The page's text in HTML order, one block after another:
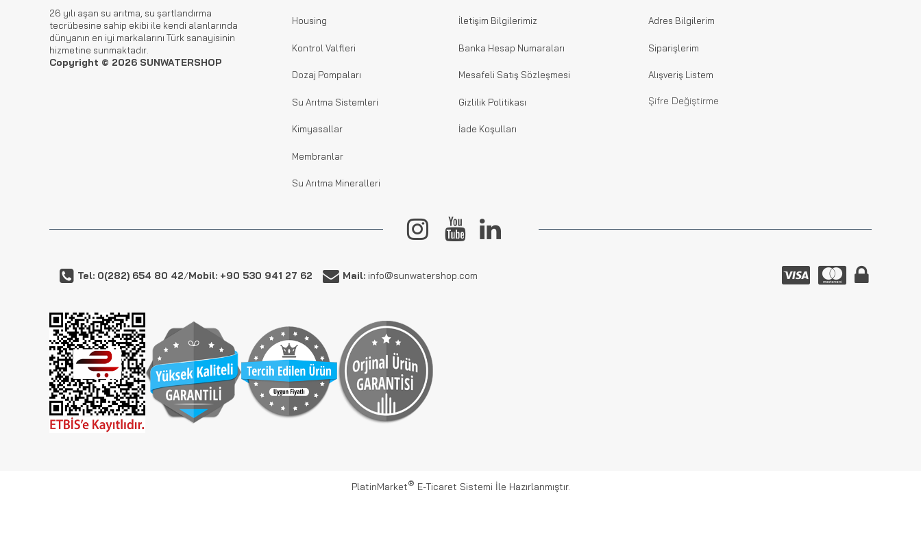
26 yılı aşan su arıtma, su şartlandırma
tecrübesine sahip ekibi ile kendi alanlarında
dünyanın en iyi markalarını Türk sanayisinin
hizmetine sunmaktadır.
Copyright © 2026 SUNWATERSHOP
Housing
Kontrol Valfleri
Dozaj Pompaları
Su Arıtma Sistemleri
Kimyasallar
Membranlar
Su Arıtma Mineralleri
İletişim Bilgilerimiz
Banka Hesap Numaraları
Mesafeli Satış Sözleşmesi
Gizlilik Politikası
İade Koşulları
Adres Bilgilerim
Siparişlerim
Alışveriş Listem
Şifre Değiştirme
Tel: 0(282) 654 80 42/Mobil: +90 530 941 27 62 Mail: info@sunwatershop.com
PlatinMarket® E-Ticaret Sistemi İle Hazırlanmıştır.